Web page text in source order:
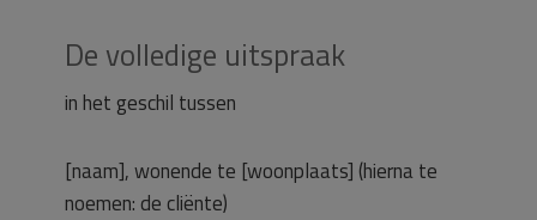
De volledige uitspraak
in het geschil tussen
[naam], wonende te [woonplaats] (hierna te
noemen: de cliënte)